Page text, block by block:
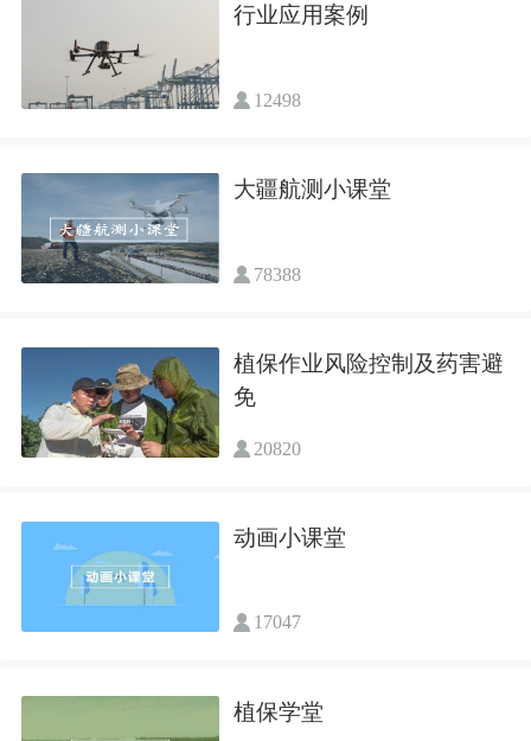
行业应用案例
12498
大疆航测小课堂
78388
植保作业风险控制及药害避
免
20820
动画小课堂
17047
植保学堂